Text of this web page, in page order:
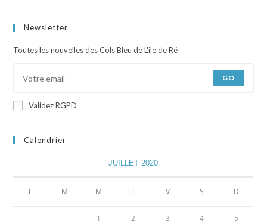
Newsletter
Toutes les nouvelles des Cols Bleu de L'ile de Ré
GO
Validez RGPD
Calendrier
JUILLET 2020
L M M J V S D
1 2 3 4 5